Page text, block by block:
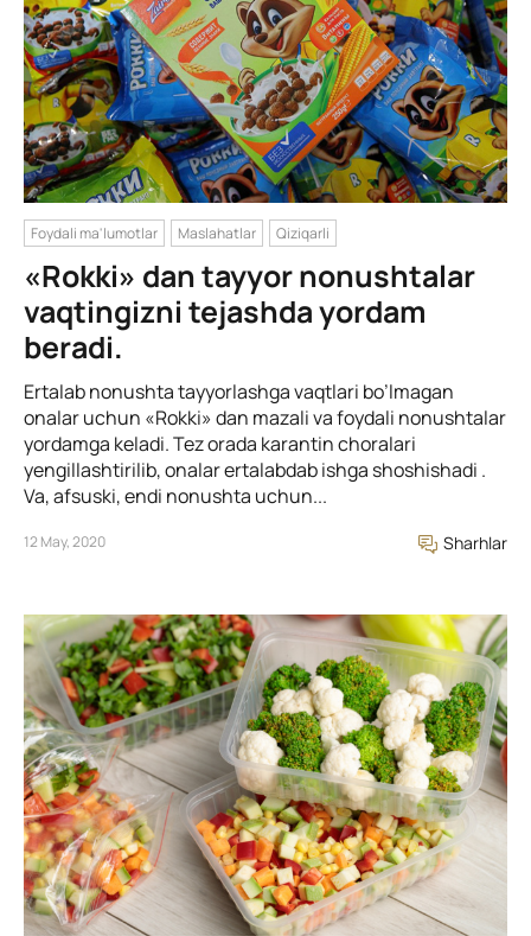
Foydali ma'lumotlar Maslahatlar Qiziqarli
«Rokki» dan tayyor nonushtalar
vaqtingizni tejashda yordam
beradi.
Ertalab nonushta tayyorlashga vaqtlari bo’lmagan
onalar uchun «Rokki» dan mazali va foydali nonushtalar
yordamga keladi. Tez orada karantin choralari
yengillashtirilib, onalar ertalabdab ishga shoshishadi .
Va, afsuski, endi nonushta uchun...
12 May, 2020 Sharhlar